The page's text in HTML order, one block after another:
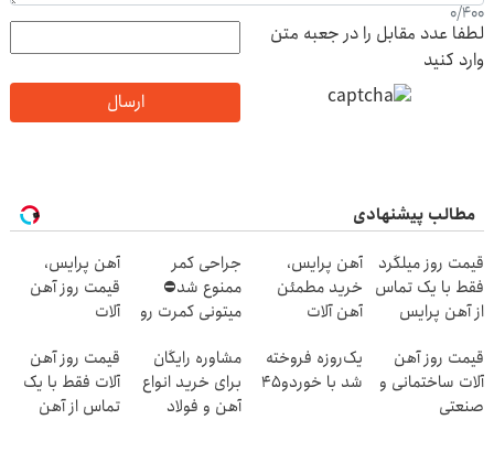
0/400
لطفا عدد مقابل را در جعبه متن
وارد کنید
ارسال
مطالب پیشنهادی
قیمت روز میلگرد
فقط با یک تماس
از آهن پرایس
آهن پرایس،
خرید مطمئن
آهن آلات
جراحی کمر
ممنوع شد⛔
میتونی کمرت رو
کنی! 👈🏻
پرسش‌نامه
آهن پرایس،
قیمت روز آهن
آلات
قیمت روز آهن
آلات ساختمانی و
صنعتی
یک‌روزه فروخته
شد با خوردو45
مشاوره رایگان
برای خرید انواع
آهن و فولاد
قیمت روز آهن
آلات فقط با یک
تماس از آهن